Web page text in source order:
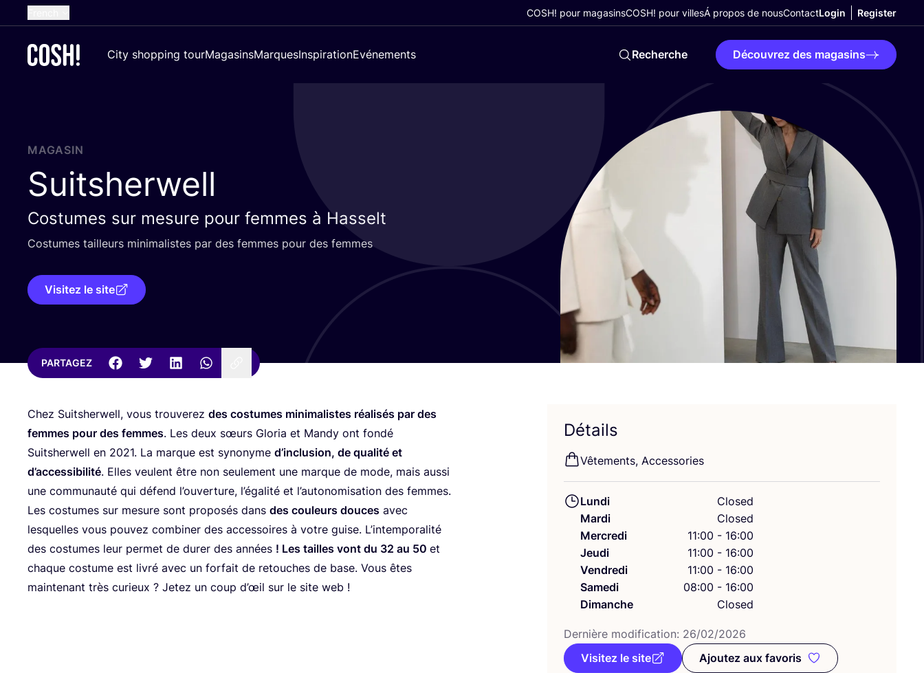
Dutch
COSH! pour magasinsCOSH! pour villesÁ propos de nousContactLogin Register
City shopping tourMagasinsMarquesInspirationEvénements Recherche Découvrez des magasins
MAGASIN
Suitsherwell
Costumes sur mesure pour femmes à Hasselt
Cos­tumes tailleurs mini­ma­listes par des femmes pour des femmes
Visitez le site
PARTAGEZ
Chez Suit­sher­well, vous trou­ve­rez des cos­tumes mini­ma­listes réa­li­sés par des
femmes pour des femmes. Les deux sœurs Glo­ria et Man­dy ont fon­dé
Suit­sher­well en 2021. La marque est syno­nyme d’in­clu­sion, de qua­li­té et
d’ac­ces­si­bi­li­té. Elles veulent être non seule­ment une marque de mode, mais aus­si
une com­mu­nau­té qui défend l’ou­ver­ture, l’é­ga­li­té et l’au­to­no­mi­sa­tion des femmes.
Les cos­tumes sur mesure sont pro­po­sés dans des cou­leurs douces avec
les­quelles vous pou­vez com­bi­ner des acces­soires à votre guise. L’in­tem­po­ra­li­té
des cos­tumes leur per­met de durer des années ! Les tailles vont du 32 au 50 et
chaque cos­tume est livré avec un for­fait de retouches de base. Vous êtes
main­te­nant très curieux ? Jetez un coup d’œil sur le site web !
Détails
Vête­ments, Accessories
Lundi
Closed
Mardi
Closed
Mercredi
11:00 - 16:00
Jeudi
11:00 - 16:00
Vendredi
11:00 - 16:00
Samedi
08:00 - 16:00
Dimanche
Closed
Der­nière modi­fi­ca­tion: 26/02/2026
Visitez le site
Ajoutez aux favoris
Ajoutez aux favoris